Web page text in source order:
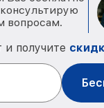
вопросам.
получите